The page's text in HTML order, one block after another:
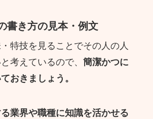
書き方の見本・例文
特技を見ることでその人の人
考えているので、簡潔かつに
おきましょう。
業界や職種に知識を活かせる